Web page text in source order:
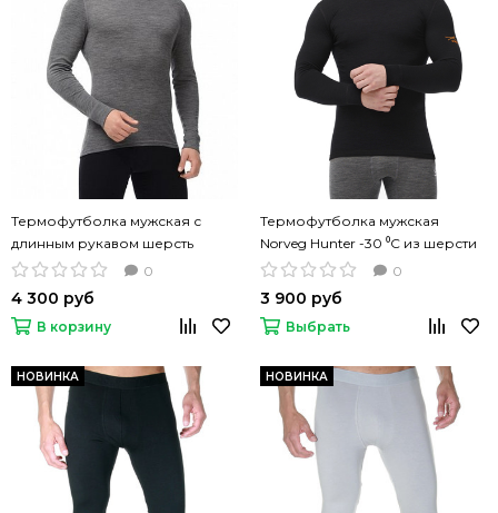
Термофутболка мужская с
длинным рукавом шерсть
Norveg Soft 100% Merino Wool
0
4 300 руб
В корзину
Термофутболка мужская
Norveg Hunter -30 ⁰С из шерсти
мериносов
0
3 900 руб
Выбрать
НОВИНКА НОВИНКА